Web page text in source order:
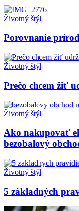
Životný štýl
Porovnanie
Životný štýl
Prečo chcem žiť
Životný štýl
Ako nakupovať
bezobalový
Životný štýl
5 základných